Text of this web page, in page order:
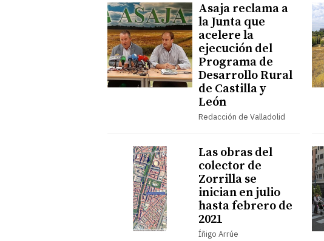
Asaja reclama a
la Junta que
acelere la
ejecución del
Programa de
Desarrollo Rural
de Castilla y
León
Redacción de Valladolid
Las obras del
colector de
Zorrilla se
inician en julio
hasta febrero de
2021
Íñigo Arrúe